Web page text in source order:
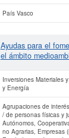
País Vasco
Ayudas para el
el ámbito
Inversiones Materiales
y Energía
Agrupaciones de
/ de personas físicas y
Autónomos,
no Agrarias, Empresas